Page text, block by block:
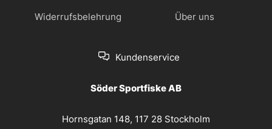
Widerrufsbelehrung Über uns
Kundenservice
Söder Sportfiske AB
Hornsgatan 148, 117 28 Stockholm